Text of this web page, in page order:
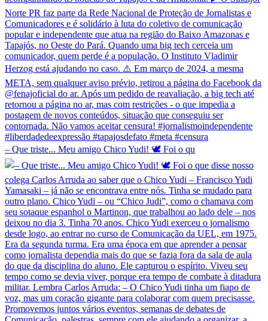
– Que triste... Meu amigo Chico Yudi! 🕊️ Foi o qu